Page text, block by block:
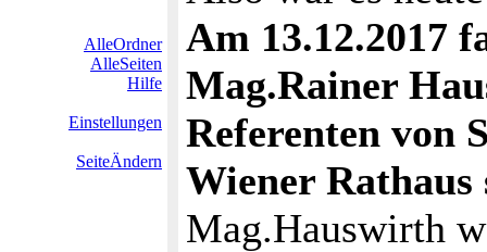
AlleOrdner
AlleSeiten
Hilfe
Einstellungen
SeiteÄndern
Am 13.12.2017
Mag.Rainer
Referenten von
Wiener Rathaus
Mag.Hauswirth